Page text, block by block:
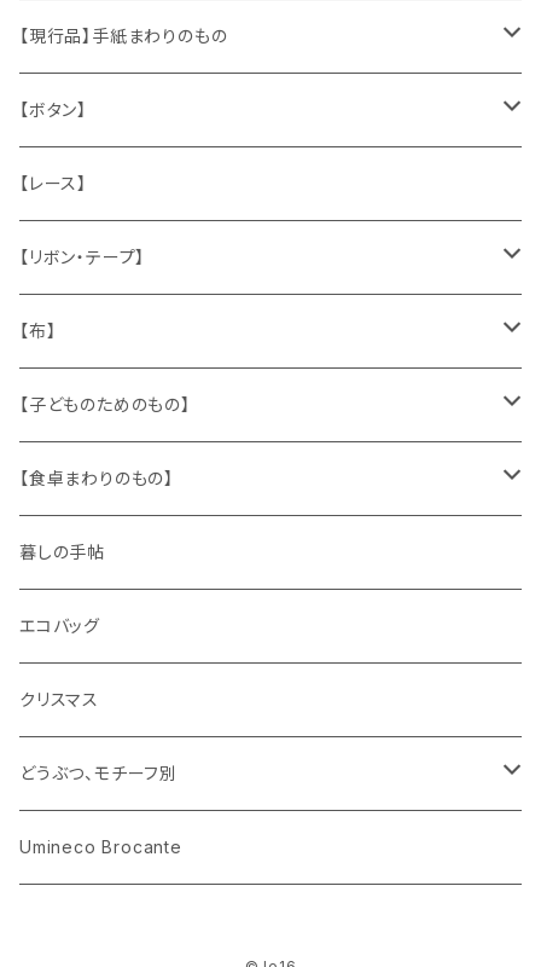
くま、テディベア
うさぎ
キャラクター
ピノキオ
ヴィンテージファブリック
ハンドメイド製品
お部屋に飾るもの
メタル製品
缶、箱
陶磁器
文房具
木製品
ミニチュア、ドールハウス
ポストカード、カレンダー
マッチラベル、食品ラベル
蔵書票、荷札、ビュバー、伝票
シール、ステッカー、クロモス
袋、箱、ナプキン、コースター
パズル、ゲーム
古本、古雑誌、古えほん
古レコード
古せっけん
ラッピングペーパー、壁紙
伝票、タグ、シール
袋、ラッピングペーパー
ひも、テープ
【現行品】手紙まわりのもの
封筒、ポストカード
切手
スタンプ
文房具
【ボタン】
木
貝
メタル
ガラス
プラスチック
紙
【レース】
【リボン・テープ】
チロルテープ・イニシャルテープ
トリム
ワッペン
【布】
キッチンクロス、ナプキン
ニット
布地
【子どものためのもの】
身に着けるもの
【食卓まわりのもの】
ガラス
花びん
小物入れ
陶磁器
カップアンドソーサー
プレート
木製品
ホーロー
メタル
暮しの手帖
エコバッグ
クリスマス
どうぶつ、モチーフ別
くま、ベア
Umineco Brocante